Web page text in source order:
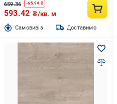
659.36 -65.94 ₴
593.42 ₴/кв. м
Cамовивіз Доставимо